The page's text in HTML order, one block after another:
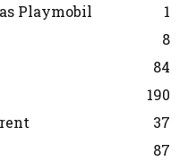
Playmobil
1
8
84
190
37
87